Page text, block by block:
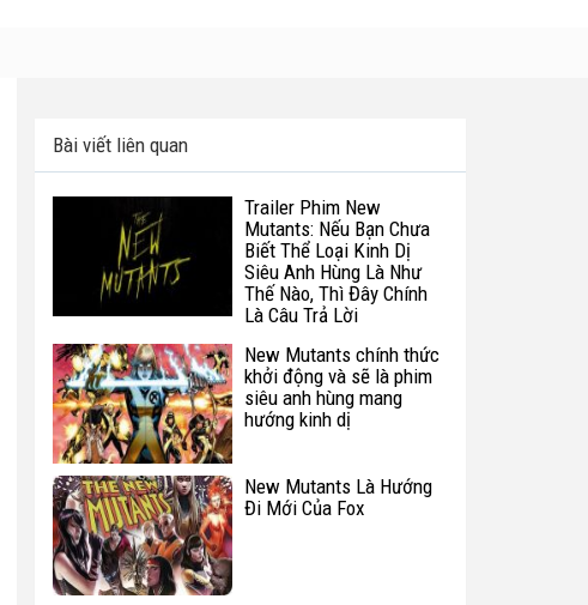
Bài viết liên quan
Trailer Phim New
Mutants: Nếu Bạn Chưa
Biết Thể Loại Kinh Dị
Siêu Anh Hùng Là Như
Thế Nào, Thì Đây Chính
Là Câu Trả Lời
New Mutants chính thức
khởi động và sẽ là phim
siêu anh hùng mang
hướng kinh dị
New Mutants Là Hướng
Đi Mới Của Fox